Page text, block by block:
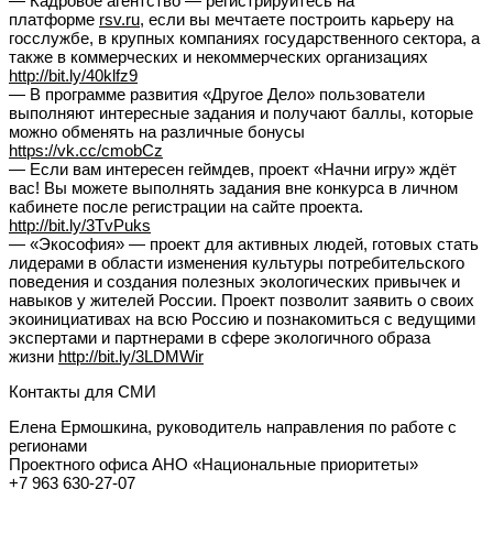
платформе rsv.ru, если вы мечтаете построить карьеру на
госслужбе, в крупных компаниях государственного сектора, а
также в коммерческих и некоммерческих организациях
http://bit.ly/40klfz9
— В программе развития «Другое Дело» пользователи
выполняют интересные задания и получают баллы, которые
можно обменять на различные бонусы
https://vk.cc/cmobCz
— Если вам интересен геймдев, проект «Начни игру» ждёт
вас! Вы можете выполнять задания вне конкурса в личном
кабинете после регистрации на сайте проекта.
http://bit.ly/3TvPuks
— «Экософия» — проект для активных людей, готовых стать
лидерами в области изменения культуры потребительского
поведения и создания полезных экологических привычек и
навыков у жителей России. Проект позволит заявить о своих
экоинициативах на всю Россию и познакомиться с ведущими
экспертами и партнерами в сфере экологичного образа
жизни http://bit.ly/3LDMWir
Контакты для СМИ
Елена Ермошкина, руководитель направления по работе с
регионами
Проектного офиса АНО «Национальные приоритеты»
+7 963 630-27-07